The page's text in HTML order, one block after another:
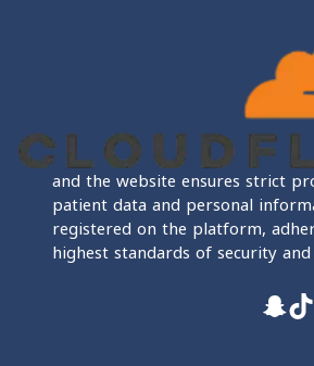
and the website ensures strict
patient data and personal
registered on the platform,
highest standards of security
تيك توك
سناب شات